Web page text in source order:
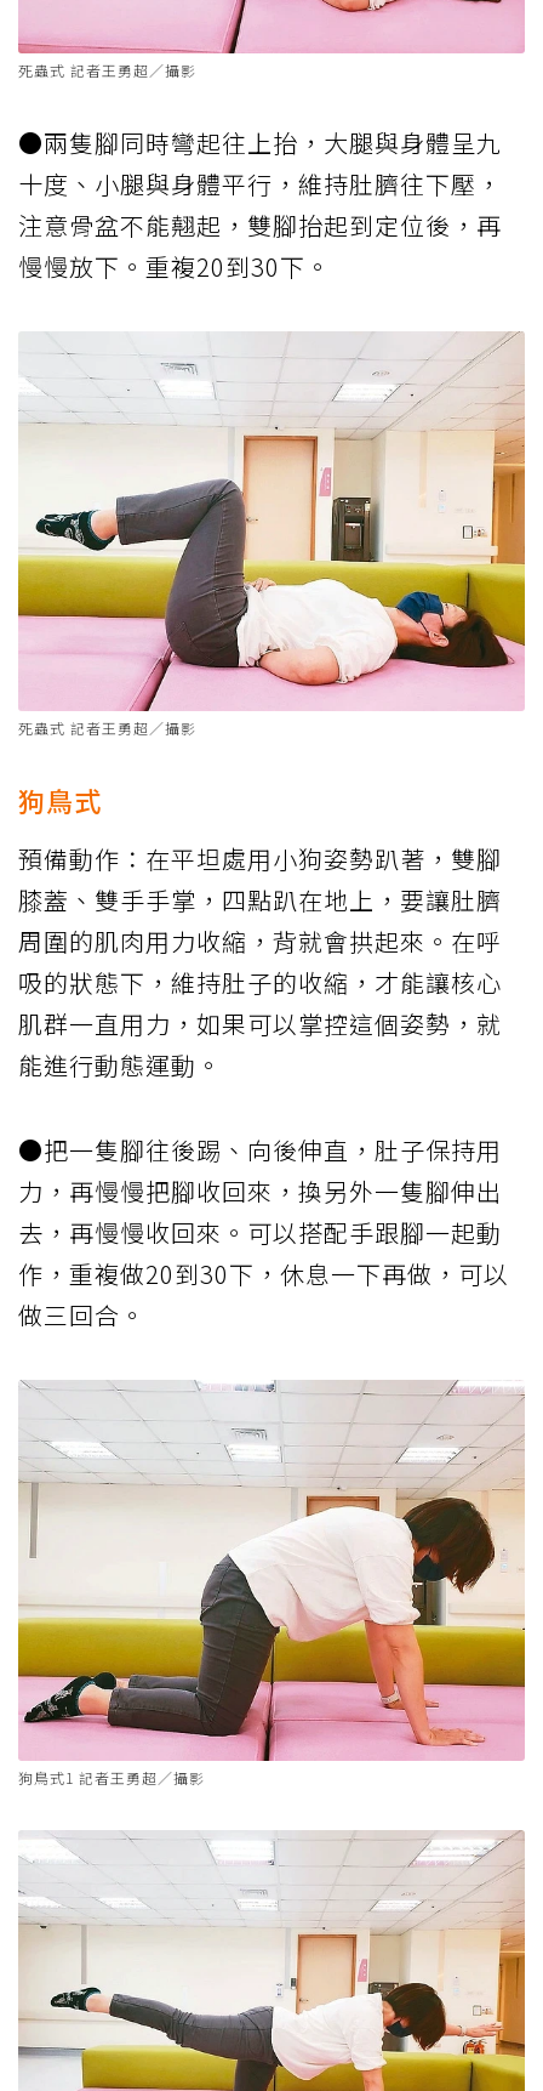
死蟲式 記者王勇超／攝影
●兩隻腳同時彎起往上抬，大腿與身體呈九
十度、小腿與身體平行，維持肚臍往下壓，
注意骨盆不能翹起，雙腳抬起到定位後，再
慢慢放下。重複20到30下。
死蟲式 記者王勇超／攝影
狗鳥式
預備動作：在平坦處用小狗姿勢趴著，雙腳
膝蓋、雙手手掌，四點趴在地上，要讓肚臍
周圍的肌肉用力收縮，背就會拱起來。在呼
吸的狀態下，維持肚子的收縮，才能讓核心
肌群一直用力，如果可以掌控這個姿勢，就
能進行動態運動。
●把一隻腳往後踢、向後伸直，肚子保持用
力，再慢慢把腳收回來，換另外一隻腳伸出
去，再慢慢收回來。可以搭配手跟腳一起動
作，重複做20到30下，休息一下再做，可以
做三回合。
狗鳥式1 記者王勇超／攝影